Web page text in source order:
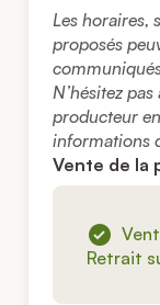
Les horaires,
proposés
N’hésitez
producteur
informations
Vente de la
Retrait